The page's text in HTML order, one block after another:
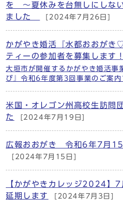
を ～夏休みを台無しにしな
ました
[2024年7月26日]
かがやき婚活『水都おおがき
ティーの参加者を募集します！
大垣市が開催するかがやき婚活
び』令和6年度第3回事業のご案内
米国・オレゴン州高校生訪問
た
[2024年7月19日]
広報おおがき 令和6年7月15
[2024年7月15日]
【かがやきカレッジ2024】
延期します
[2024年7月3日]